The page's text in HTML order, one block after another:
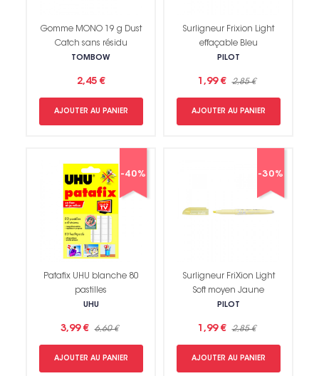
Gomme MONO 19 g Dust
Catch sans résidu
TOMBOW
2,45 €
AJOUTER AU PANIER
Surligneur Frixion Light
effaçable Bleu
PILOT
1,99 € 2,85 €
AJOUTER AU PANIER
-40%
Patafix UHU blanche 80
pastilles
UHU
3,99 € 6,60 €
AJOUTER AU PANIER
-30%
Surligneur FriXion Light
Soft moyen Jaune
PILOT
1,99 € 2,85 €
AJOUTER AU PANIER